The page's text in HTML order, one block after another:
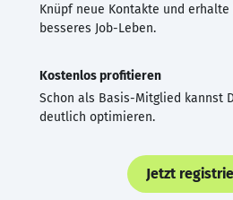
Knüpf neue Kontakte und
besseres Job-Leben.
Kostenlos profitieren
Schon als Basis-Mitglied kannst
deutlich optimieren.
Jetzt